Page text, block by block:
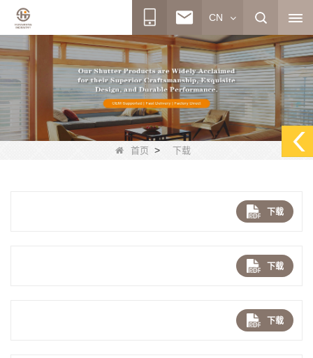
CN
首页 > 下载
下载
下载
下载